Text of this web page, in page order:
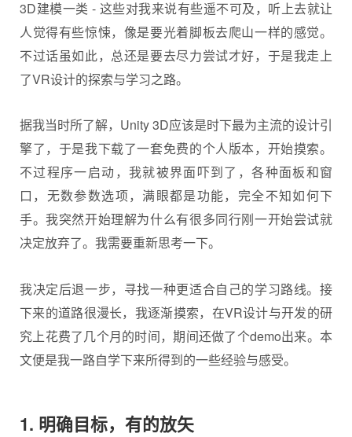
3D建模一类 - 这些对我来说有些遥不可及，听上去就让
人觉得有些惊悚，像是要光着脚板去爬山一样的感觉。
不过话虽如此，总还是要去尽力尝试才好，于是我走上
了VR设计的探索与学习之路。
据我当时所了解，Unity 3D应该是时下最为主流的设计引
擎了，于是我下载了一套免费的个人版本，开始摸索。
不过程序一启动，我就被界面吓到了，各种面板和窗
口，无数参数选项，满眼都是功能，完全不知如何下
手。我突然开始理解为什么有很多同行刚一开始尝试就
决定放弃了。我需要重新思考一下。
我决定后退一步，寻找一种更适合自己的学习路线。接
下来的道路很漫长，我逐渐摸索，在VR设计与开发的研
究上花费了几个月的时间，期间还做了个demo出来。本
文便是我一路自学下来所得到的一些经验与感受。
1. 明确目标，有的放矢